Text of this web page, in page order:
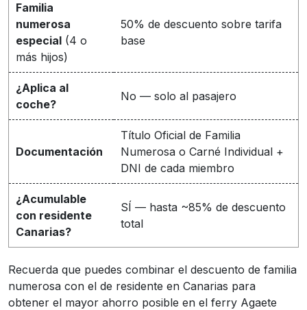
Familia
numerosa
especial (4 o
más hijos)
50% de descuento sobre tarifa
base
¿Aplica al
coche?
No — solo al pasajero
Documentación
Título Oficial de Familia
Numerosa o Carné Individual +
DNI de cada miembro
¿Acumulable
con residente
Canarias?
SÍ — hasta ~85% de descuento
total
Recuerda que puedes combinar el descuento de familia
numerosa con el de residente en Canarias para
obtener el mayor ahorro posible en el ferry Agaete